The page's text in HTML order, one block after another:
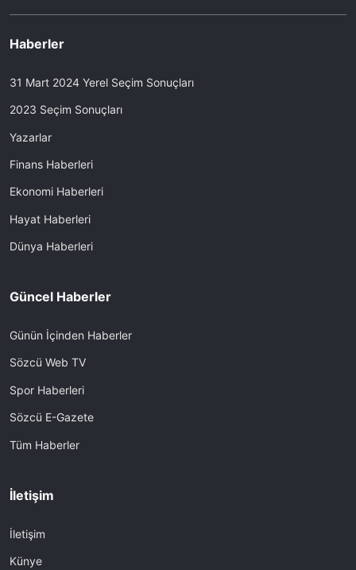
Haberler
31 Mart 2024 Yerel Seçim Sonuçları
2023 Seçim Sonuçları
Yazarlar
Finans Haberleri
Ekonomi Haberleri
Hayat Haberleri
Dünya Haberleri
Güncel Haberler
Günün İçinden Haberler
Sözcü Web TV
Spor Haberleri
Sözcü E-Gazete
Tüm Haberler
İletişim
İletişim
Künye